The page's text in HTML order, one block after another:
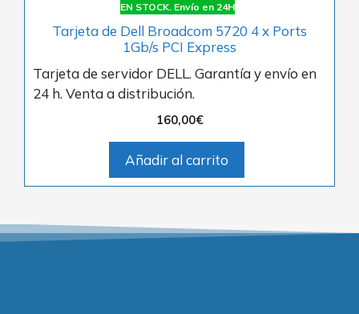
EN STOCK. Envío en 24H
Tarjeta de Dell Broadcom 5720 4 x Ports
1Gb/s PCI Express
Tarjeta de servidor DELL. Garantía y envío en
24 h. Venta a distribución.
160,00€
Añadir al carrito